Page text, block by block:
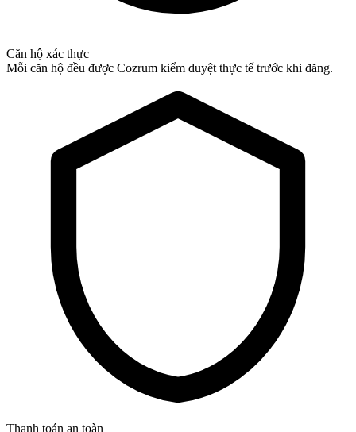
Căn hộ xác thực
Mỗi căn hộ đều được Cozrum kiểm duyệt thực tế trước khi đăng.
Thanh toán an toàn